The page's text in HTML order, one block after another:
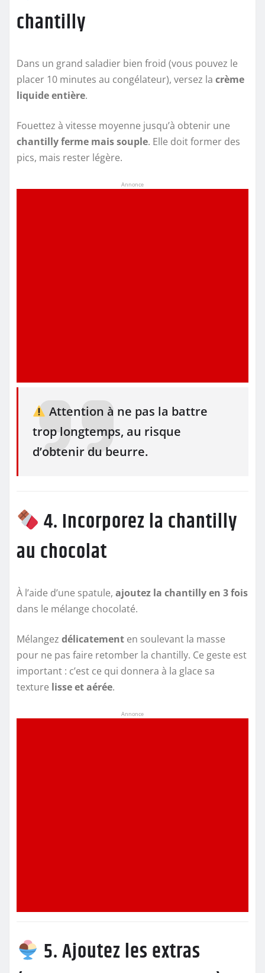
chantilly
Dans un grand saladier bien froid (vous pouvez le
placer 10 minutes au congélateur), versez la crème
liquide entière.
Fouettez à vitesse moyenne jusqu’à obtenir une
chantilly ferme mais souple. Elle doit former des
pics, mais rester légère.
Annonce
Attention à ne pas la battre
trop longtemps, au risque
d’obtenir du beurre.
4. Incorporez la chantilly
au chocolat
À l’aide d’une spatule, ajoutez la chantilly en 3 fois
dans le mélange chocolaté.
Mélangez délicatement en soulevant la masse
pour ne pas faire retomber la chantilly. Ce geste est
important : c’est ce qui donnera à la glace sa
texture lisse et aérée.
Annonce
5. Ajoutez les extras